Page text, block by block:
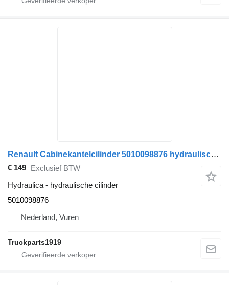
Renault Cabinekantelcilinder 5010098876 hydraulische cilinder voor vrachtwagen
€ 149 Exclusief BTW
Hydraulica - hydraulische cilinder
5010098876
Nederland, Vuren
Truckparts1919